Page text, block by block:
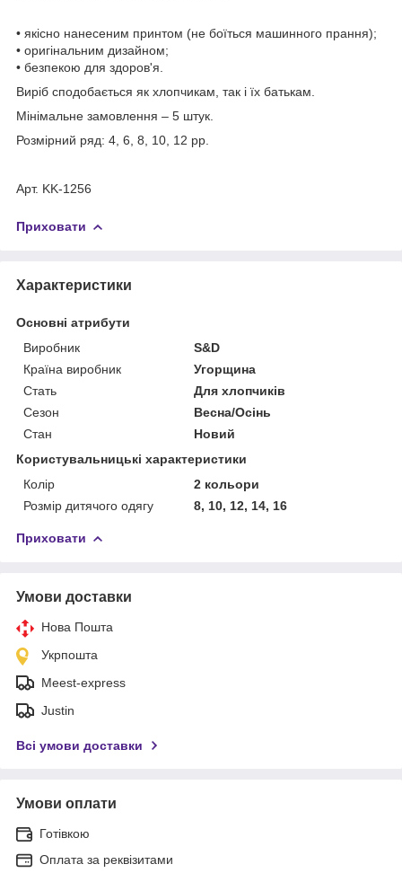
• якісно нанесеним принтом (не боїться машинного прання);
• оригінальним дизайном;
• безпекою для здоров'я.
Виріб сподобається як хлопчикам, так і їх батькам.
Мінімальне замовлення – 5 штук.
Розмірний ряд: 4, 6, 8, 10, 12 рр.
Арт. KK-1256
Приховати
Характеристики
Основні атрибути
Виробник
S&D
Країна виробник
Угорщина
Стать
Для хлопчиків
Сезон
Весна/Осінь
Стан
Новий
Користувальницькі характеристики
Колір
2 кольори
Розмір дитячого одягу
8, 10, 12, 14, 16
Приховати
Умови доставки
Нова Пошта
Укрпошта
Meest-express
Justin
Всі умови доставки
Умови оплати
Готівкою
Оплата за реквізитами